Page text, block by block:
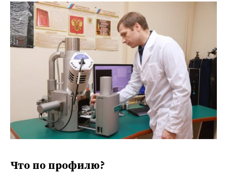
Что по профилю?